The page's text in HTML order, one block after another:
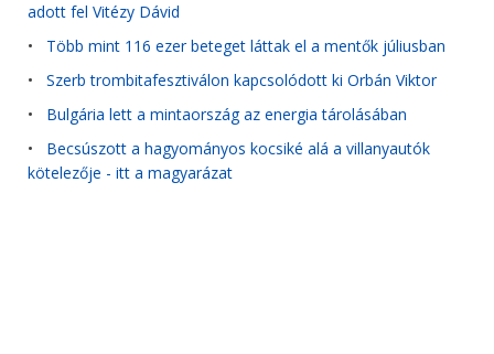
adott fel Vitézy Dávid
• Több mint 116 ezer beteget láttak el a mentők júliusban
• Szerb trombitafesztiválon kapcsolódott ki Orbán Viktor
• Bulgária lett a mintaország az energia tárolásában
• Becsúszott a hagyományos kocsiké alá a villanyautók
kötelezője - itt a magyarázat